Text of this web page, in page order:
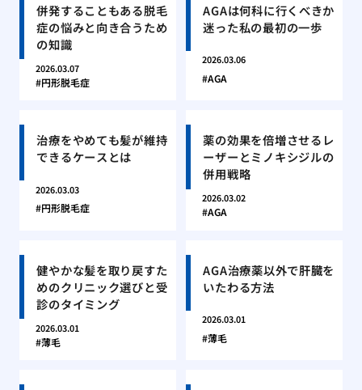
併発することもある脱毛
症の悩みと向き合うため
の知識
2026.03.07
円形脱毛症
AGAは何科に行くべきか
迷った私の最初の一歩
2026.03.06
AGA
治療をやめても髪が維持
できるケースとは
2026.03.03
円形脱毛症
薬の効果を倍増させるレ
ーザーとミノキシジルの
併用戦略
2026.03.02
AGA
健やかな髪を取り戻すた
めのクリニック選びと受
診のタイミング
2026.03.01
薄毛
AGA治療薬以外で肝臓を
いたわる方法
2026.03.01
薄毛